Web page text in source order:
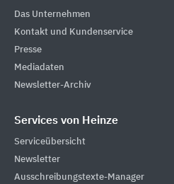
Das Unternehmen
Kontakt und Kundenservice
Presse
Mediadaten
Newsletter-Archiv
Services von Heinze
Serviceübersicht
Newsletter
Ausschreibungstexte-Manager